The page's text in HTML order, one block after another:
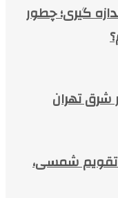
گیری؛ چطور
تهران
تقویم شمسی،